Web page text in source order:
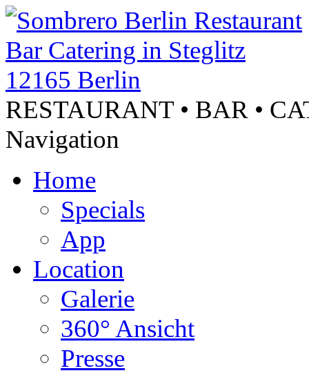
RESTAURANT • BAR •
Navigation
Home
Specials
App
Location
Galerie
360° Ansicht
Presse